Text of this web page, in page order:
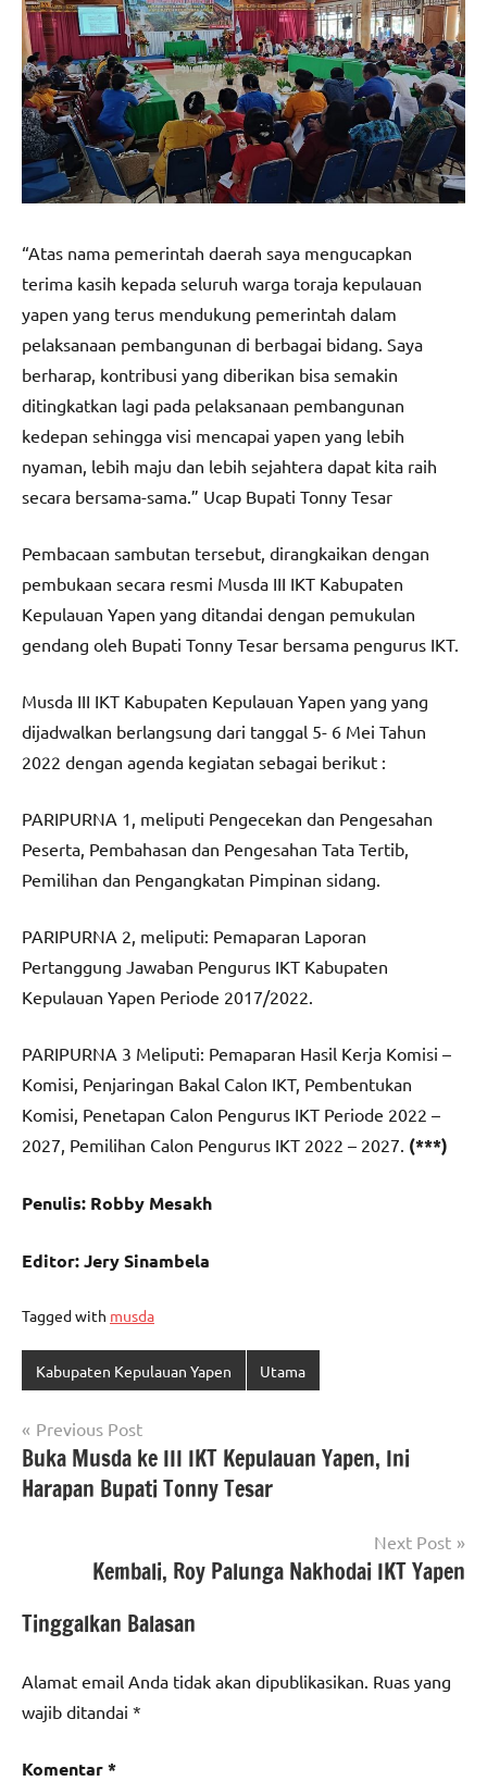
“Atas nama pemerintah daerah saya mengucapkan
terima kasih kepada seluruh warga toraja kepulauan
yapen yang terus mendukung pemerintah dalam
pelaksanaan pembangunan di berbagai bidang. Saya
berharap, kontribusi yang diberikan bisa semakin
ditingkatkan lagi pada pelaksanaan pembangunan
kedepan sehingga visi mencapai yapen yang lebih
nyaman, lebih maju dan lebih sejahtera dapat kita raih
secara bersama-sama.” Ucap Bupati Tonny Tesar
Pembacaan sambutan tersebut, dirangkaikan dengan
pembukaan secara resmi Musda III IKT Kabupaten
Kepulauan Yapen yang ditandai dengan pemukulan
gendang oleh Bupati Tonny Tesar bersama pengurus IKT.
Musda III IKT Kabupaten Kepulauan Yapen yang yang
dijadwalkan berlangsung dari tanggal 5- 6 Mei Tahun
2022 dengan agenda kegiatan sebagai berikut :
PARIPURNA 1, meliputi Pengecekan dan Pengesahan
Peserta, Pembahasan dan Pengesahan Tata Tertib,
Pemilihan dan Pengangkatan Pimpinan sidang.
PARIPURNA 2, meliputi: Pemaparan Laporan
Pertanggung Jawaban Pengurus IKT Kabupaten
Kepulauan Yapen Periode 2017/2022.
PARIPURNA 3 Meliputi: Pemaparan Hasil Kerja Komisi –
Komisi, Penjaringan Bakal Calon IKT, Pembentukan
Komisi, Penetapan Calon Pengurus IKT Periode 2022 –
2027, Pemilihan Calon Pengurus IKT 2022 – 2027. (***)
Penulis: Robby Mesakh
Editor: Jery Sinambela
Tagged with musda
Kabupaten Kepulauan Yapen Utama
Navigasi
pos
Previous Post
Buka Musda ke III IKT Kepulauan Yapen, Ini
Harapan Bupati Tonny Tesar
Next Post
Kembali, Roy Palunga Nakhodai IKT Yapen
Tinggalkan Balasan
Alamat email Anda tidak akan dipublikasikan. Ruas yang
wajib ditandai *
Komentar*